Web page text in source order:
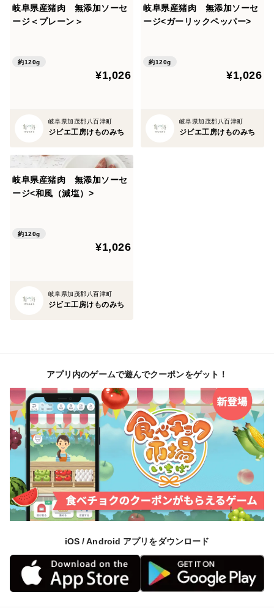
岐阜県産猪肉 無添加ソーセ
ージ＜プレーン＞
約120g
¥1,026
岐阜県加茂郡八百津町
ジビエ工房けものみち
岐阜県産猪肉 無添加ソーセ
ージ<ガーリックペッパー>
約120g
¥1,026
岐阜県加茂郡八百津町
ジビエ工房けものみち
岐阜県産猪肉 無添加ソーセ
ージ<和風（減塩）>
約120g
¥1,026
岐阜県加茂郡八百津町
ジビエ工房けものみち
アプリ内のゲームで遊んでクーポンをゲット！
iOS / Android アプリをダウンロード